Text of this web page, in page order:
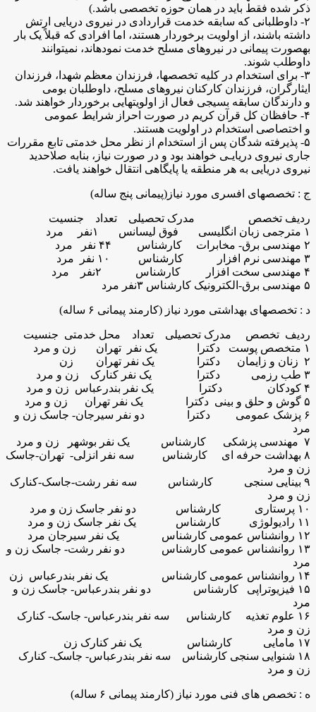
ذکر شده فقط باید در همان حوزه تخصصی باشد.)
۲- داوطلبانی که سابقه خدمت قراردادی در نیروی دریایی ارتش
داشته باشند، از اولویت برخوردار هستند، اما افرادی که قبلاً یک بار
بهصورت پیمانی در نیروهای مسلح خدمت نمودهاند، نمیتوانند
داوطلب شوند.
۳- برای استخدام در کلیه تخصصها، فرزندان معظم شهدا، فرزندان
ایثارگران، فرزندان کارکنان نیروهای مسلح، داوطلبان بومی
و دارندگان سابقه بسیجی فعال از اولویتهایی برخوردار خواهند شد.
۴- حافظان کل قرآن کریم در صورت احراز شرایط عمومی
و اختصاصی استخدام در اولویت هستند.
۵- پذیرفته شدگان پس از استخدام از نظر محل خدمتی تابع مقررات
جاری نیروی دریایـی خواهند بود و در صورت نیاز، بنابه صلاحدید
نیروی دریایی به هر منطقه یا پایگاهی انتقال خواهند یافت.
ج : تخصصهای افسری مورد نیاز(پیمانی پنج ساله)
ردیف تخصص مدرک تحصیلی تعداد جنسیت
۱ مترجمی زبان انگلیسی فوق لیسانس ۱نفر مرد
۲ مهندسی برق- مخابرات کارشناس ۴۴ نفر مرد
۳ مهندسی نرم افزار کارشناس ۱۰ نفر مرد
۴ مهندسی سخت افزار کارشناس ۲نفر مرد
۵ مهندسی برق-الکترونیک کارشناس ۳نفر مرد
د : تخصصهای بهداشتی مورد نیاز (کارمند پیمانی ۶ ساله)
ردیف تخصص مدرک تحصیلی تعداد محل خدمتی جنسیت
۱ متخصص پوست دکترا یک نفر تهران زن و مرد
۲ زنان و زایمان دکترا یک نفر تهران زن
۳ طب رزمی دکترا یک نفر کنارک زن و مرد
۴ کودکان دکترا یک نفر بندرعباس زن و مرد
۵ گوش و حلق و بینی دکترا یک نفر تهران زن و مرد
۶ پزشک عمومی دکترا دو نفر سیرجان- جاسک زن و
مرد
۷ مهندسی پزشکی کارشناس یک نفر بوشهر زن و مرد
۸ بهداشت حرفه ای کارشناس سه نفر انزلی- تهران-جاسک
زن و مرد
۹ بینایی سنجی کارشناس سه نفر رشت-جاسک-کنارک
زن و مرد
۱۰ پرستاری کارشناس دو نفر جاسک زن و مرد
۱۱ رادیولوژی کارشناس یک نفر جاسک زن و مرد
۱۲ روانشناس عمومی کارشناس یک نفر سیرجان مرد
۱۳ روانشناس عمومی کارشناس دو نفر رشت- جاسک زن و
مرد
۱۴ روانشناس عمومی کارشناس یک نفر بندرعباس زن
۱۵ فیزیوتراپی کارشناس دو نفر بندرعباس- جاسک زن و
مرد
۱۶ علوم تغذیه کارشناس سه نفر بندرعباس- جاسک- کنارک
زن و مرد
۱۷ مامایی کارشناس یک نفر کنارک زن
۱۸ شنوایی سنجی کارشناس سه نفر بندرعباس- جاسک- کنارک
زن و مرد
ه : تخصص های فنی مورد نیاز (کارمند پیمانی ۶ ساله)